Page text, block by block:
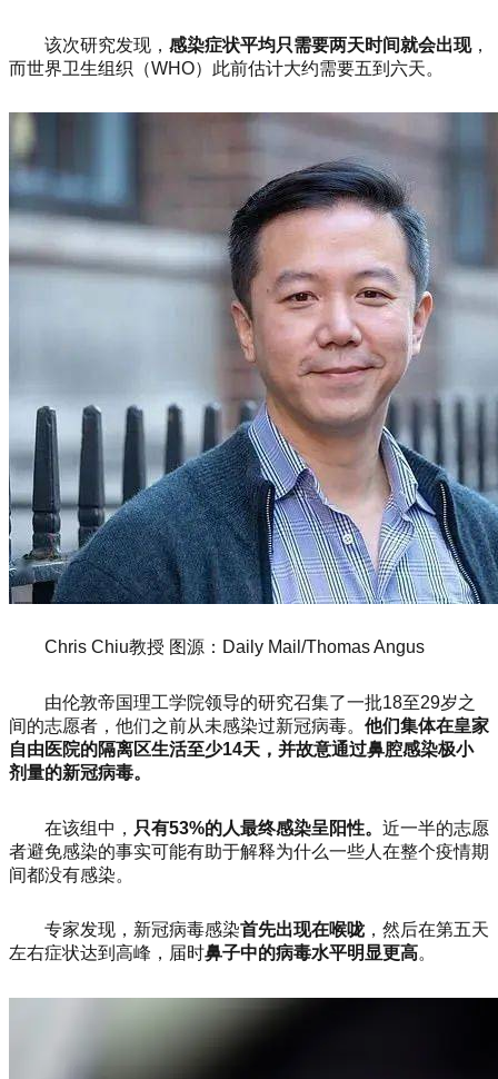
该次研究发现， 感染症状平均只需要两天时间就会出现，
而世界卫生组织（WHO）此前估计大约需要五到六天。
Chris Chiu教授 图源：Daily Mail/Thomas Angus
由伦敦帝国理工学院领导的研究召集了一批18至29岁之
间的志愿者，他们之前从未感染过新冠病毒。 他们集体在皇家
自由医院的隔离区生活至少14天，并故意通过鼻腔感染极小
剂量的新冠病毒。
在该组中， 只有53%的人最终感染呈阳性。 近一半的志愿
者避免感染的事实可能有助于解释为什么一些人在整个疫情期
间都没有感染。
专家发现，新冠病毒感染首先出现在喉咙 ，然后在第五天
左右症状达到高峰，届时鼻子中的病毒水平明显更高。